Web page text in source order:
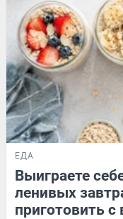
ЕДА
Выиграете
ленивых
приготовить с